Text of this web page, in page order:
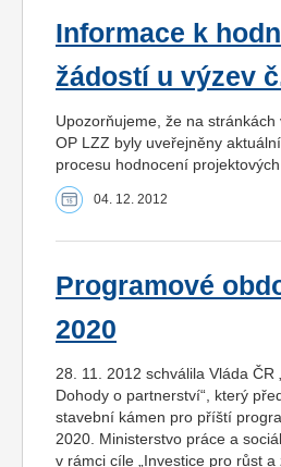
Informace k
žádostí u výzev
Upozorňujeme, že na
OP LZZ byly uveřejněny
procesu hodnocení projektových
04. 12. 2012
Programové
2020
28. 11. 2012 schválila Vláda ČR
Dohody o partnerství“, který
stavební kámen pro příští
2020. Ministerstvo práce a
v rámci cíle „Investice pro růst a